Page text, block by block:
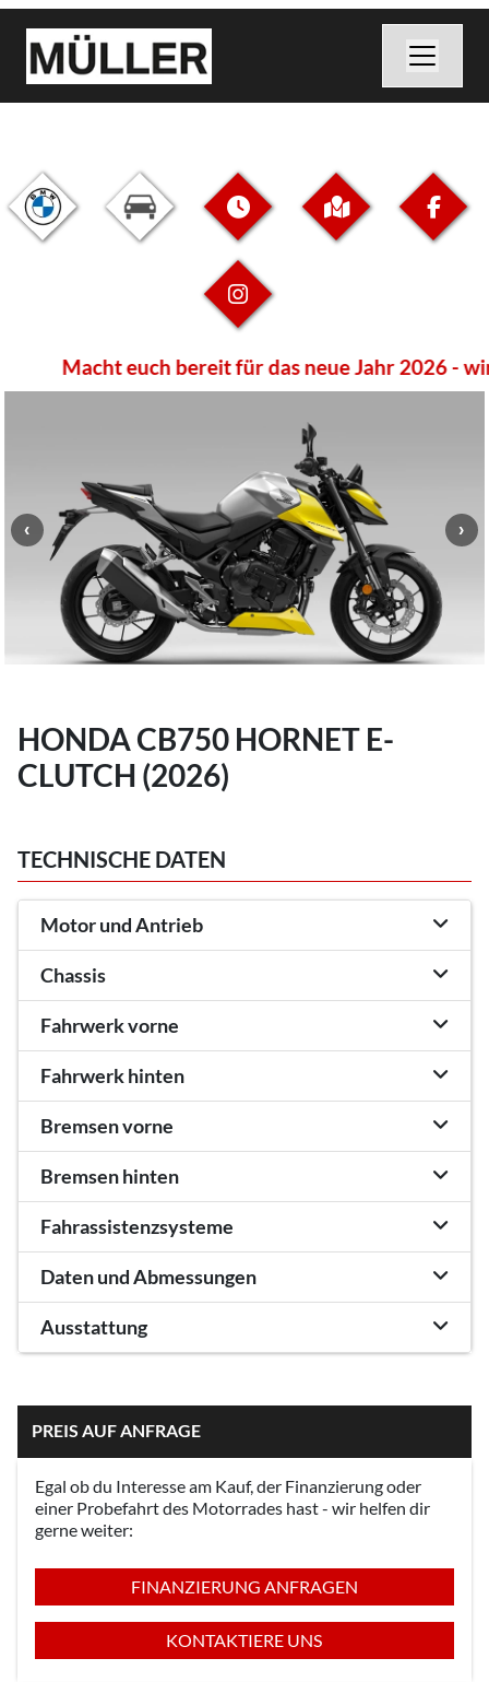
Macht euch bereit für das neue Jahr 2026 -
HONDA CB750 HORNET E-
CLUTCH (2026)
TECHNISCHE DATEN
Motor und Antrieb
Chassis
Fahrwerk vorne
Fahrwerk hinten
Bremsen vorne
Bremsen hinten
Fahrassistenzsysteme
Daten und Abmessungen
Ausstattung
PREIS AUF ANFRAGE
Egal ob du Interesse am Kauf, der Finanzierung oder
einer Probefahrt des Motorrades hast - wir helfen dir
gerne weiter:
FINANZIERUNG ANFRAGEN
KONTAKTIERE UNS